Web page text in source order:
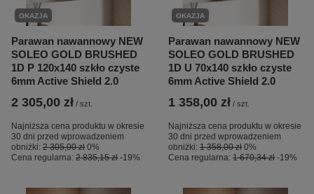
OKAZJA
Parawan nawannowy NEW
SOLEO GOLD BRUSHED
1D P 120x140 szkło czyste
6mm Active Shield 2.0
2 305,00 zł / szt.
Najniższa cena produktu w okresie
30 dni przed wprowadzeniem
obniżki: 2 305,00 zł 0%
Cena regularna: 2 835,15 zł -19%
OKAZJA
Parawan nawannowy NEW
SOLEO GOLD BRUSHED
1D U 70x140 szkło czyste
6mm Active Shield 2.0
1 358,00 zł / szt.
Najniższa cena produktu w okresie
30 dni przed wprowadzeniem
obniżki: 1 358,00 zł 0%
Cena regularna: 1 670,34 zł -19%